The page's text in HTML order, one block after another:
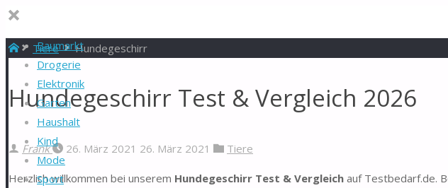
Baumarkt
Drogerie
Elektronik
Garten
Haushalt
Kind
Mode
Sport
StartTiere Hundegeschirr
Hundegeschirr Test & Vergleich 2026
Frank 26. März 2021 26. März 2021 Tiere
Herzlich willkommen bei unserem Hundegeschirr Test & Vergleich auf Testbedarf.de.